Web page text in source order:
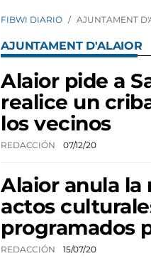
FIBWI DIARIO AJUNTAMENT
AJUNTAMENT D'ALAIOR
Alaior pide a
realice un
los vecinos
REDACCIÓN 07/12/20
Alaior anula la
actos
programados
REDACCIÓN 15/07/20